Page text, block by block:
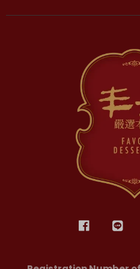
點我加入會員 加